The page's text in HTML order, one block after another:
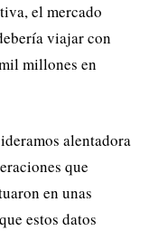
el mercado
viajar con
millones en
alentadora
que
en unas
estos datos